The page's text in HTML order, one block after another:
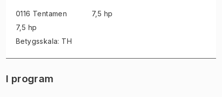
0116 Tentamen
7,5 hp
Betygsskala: TH
7,5 hp
I program